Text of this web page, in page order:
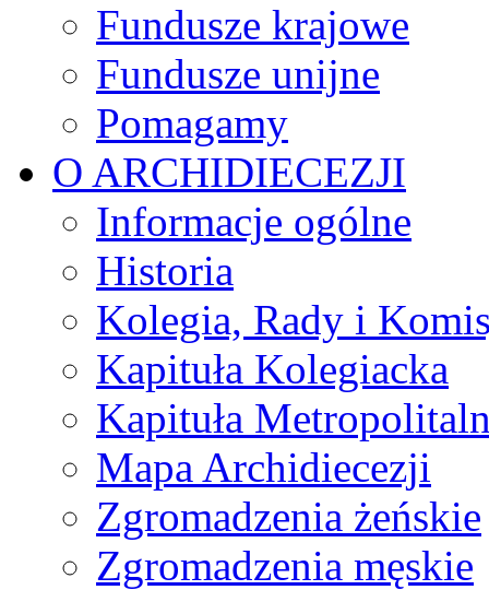
Fundusze krajowe
Fundusze unijne
Pomagamy
O ARCHIDIECEZJI
Informacje ogólne
Historia
Kolegia, Rady i
Kapituła Kolegiacka
Kapituła
Mapa Archidiecezji
Zgromadzenia żeńskie
Zgromadzenia męskie